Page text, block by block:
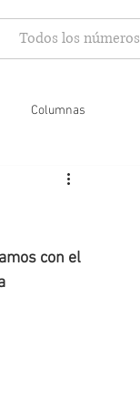
Todos los números
Columnas
con el